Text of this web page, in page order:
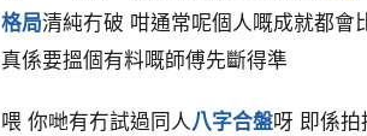
格局清純冇破 咁通常呢個人嘅成就都
真係要搵個有料嘅師傅先斷得準
喂 你哋有冇試過同人八字合盤呀 即係